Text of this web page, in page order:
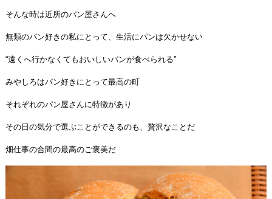
そんな時は近所のパン屋さんへ
無類のパン好きの私にとって、生活にパンは欠かせない
“遠くへ行かなくてもおいしいパンが食べられる”
みやしろはパン好きにとって最高の町
それぞれのパン屋さんに特徴があり
その日の気分で選ぶことができるのも、贅沢なことだ
畑仕事の合間の最高のご褒美だ